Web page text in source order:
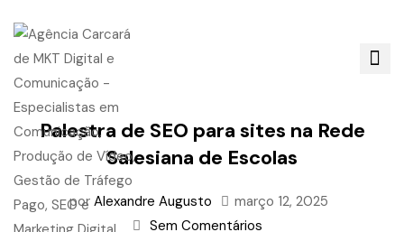
Palestra de SEO para sites na Rede
Salesiana de Escolas
por Alexandre Augusto
março 12, 2025
Sem Comentários